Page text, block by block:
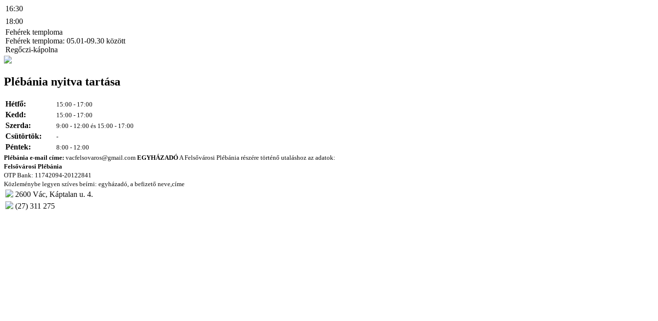
16:30
18:00
Fehérek temploma
Fehérek temploma: 05.01-09.30 között
Regőczi-kápolna
Plébánia nyitva tartása
Hétfő: 15:00 - 17:00
Kedd: 15:00 - 17:00
Szerda: 9:00 - 12:00 és 15:00 - 17:00
Csütörtök: -
Péntek:
8:00 - 12:00
Plébánia e-mail címe: vacfelsovaros@gmail.com EGYHÁZADÓA Felsővárosi Plébánia részére történő utaláshoz az adatok:
Felsővárosi Plébánia
OTP Bank: 11742094-20122841
Közleménybe legyen szíves beírni: egyházadó, a befizető neve,címe
2600 Vác, Káptalan u. 4.
(27) 311 275